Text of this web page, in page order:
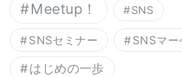
Meetup！ SNS
SNSセミナー SNSマー
はじめの一歩